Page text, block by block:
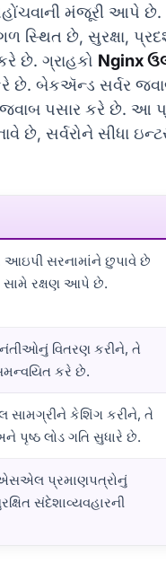
પહોંચવાની મંજૂરી
છે, સુરક્ષા,
છે. ગ્રાહકો Nginx
છે. બેકઍન્ડ સર્વર
પસાર કરે છે. આ
છે, સર્વરોને સીધા
આઇપી સરનામાંને છુપાવે છે
રક્ષણ આપે છે.
વિતરણ કરીને, તે
કરે છે.
સામગ્રીને કેશિંગ કરીને, તે
પૃષ્ઠ લોડ ગતિ સુધારે છે.
પ્રમાણપત્રોનું
સંદેશાવ્યવહારની